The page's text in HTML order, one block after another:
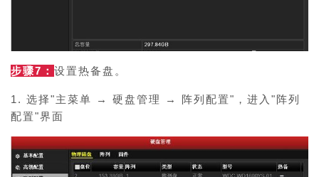
步骤7： 设置热备盘。
1. 选择"主菜单 → 硬盘管理 → 阵列配置"，进入"阵列
配置"界面